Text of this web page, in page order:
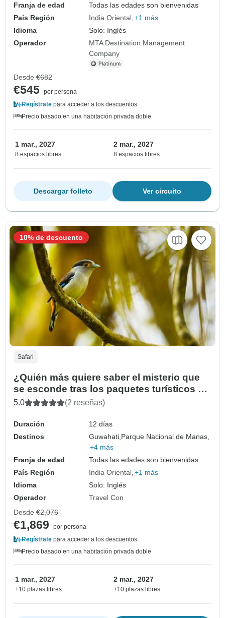
Franja de edad
Todas las edades son bienvenidas
País Región
India Oriental +1 más
Idioma
Solo: Inglés
Operador
MTA Destination Management
Company
Desde €682
€545 por persona
Regístrate para acceder a los descuentos
Precio basado en una habitación privada doble
1 mar., 2027
8 espacios libres
2 mar., 2027
8 espacios libres
Ver circuito
Descargar folleto
Safari
¿Quién más quiere saber el misterio que
se esconde tras los paquetes turísticos de
12 días por la vida salvaje de Assam?
5.0 (2 reseñas)
Duración
12 días
Destinos
Guwahati, Parque Nacional de Manas,
+4 más
Franja de edad
Todas las edades son bienvenidas
País Región
India Oriental +1 más
Idioma
Solo: Inglés
Operador
Travel Con
10% de descuento
Desde €2,076
€1,869
por persona
Regístrate para acceder a los descuentos
Precio basado en una habitación privada doble
1 mar., 2027
+10 plazas libres
2 mar., 2027
+10 plazas libres